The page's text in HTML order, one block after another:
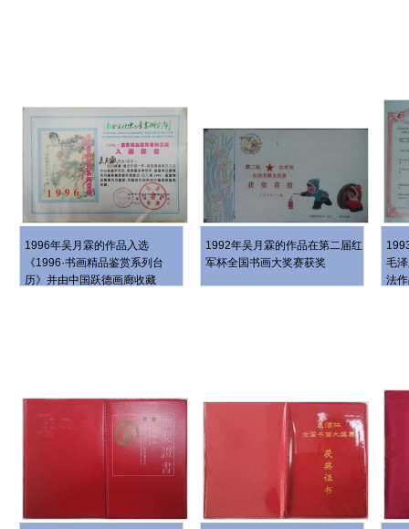
1996年吴月霖的作品入选
《1996·书画精品鉴赏系列台
历》并由中国跃德画廊收藏
1992年吴月霖的作品在第二届红
军杯全国书画大奖赛获奖
毛
法